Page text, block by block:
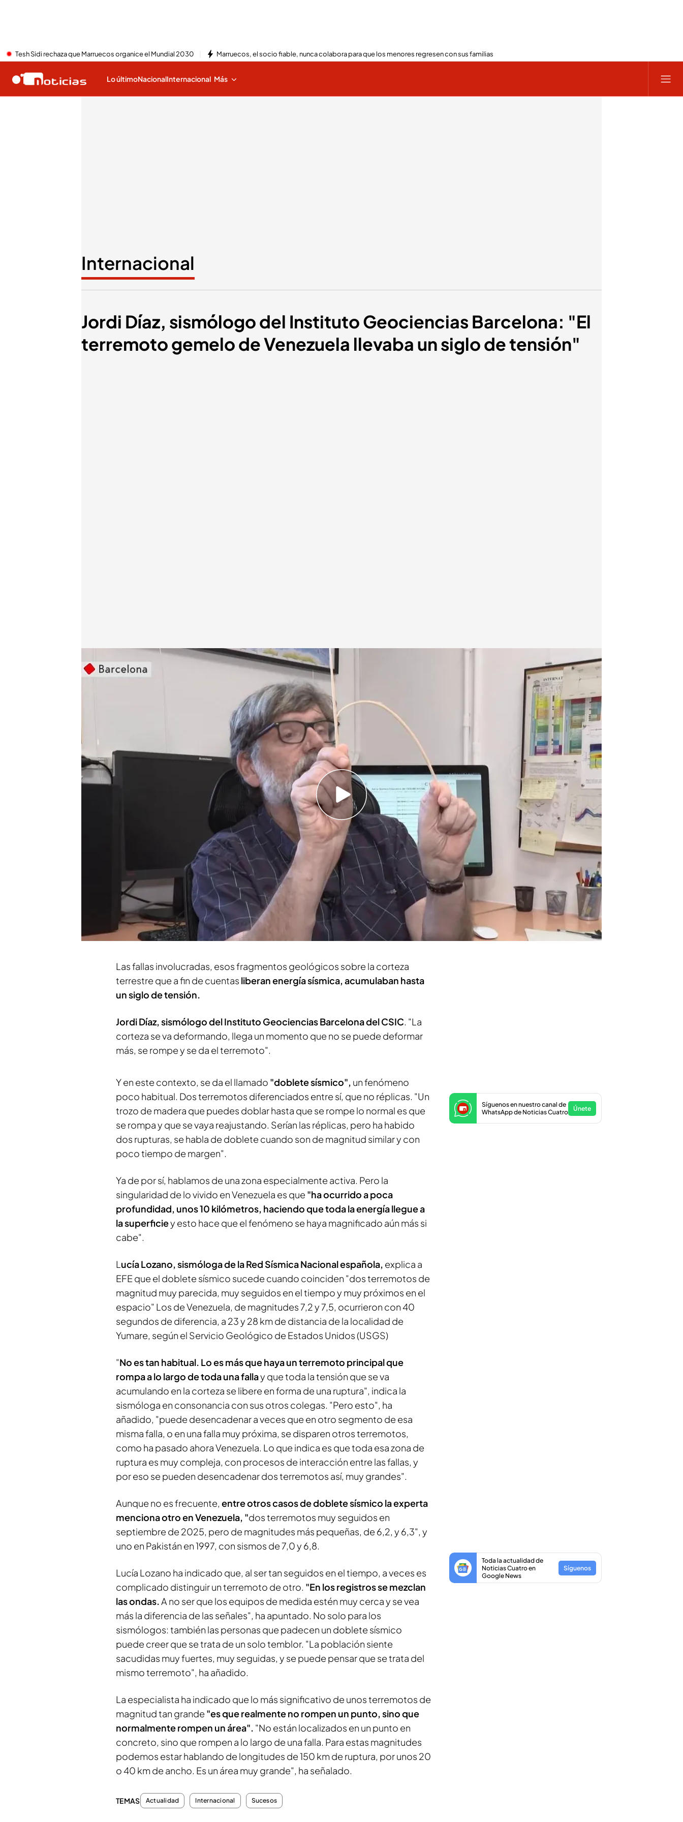
Tesh Sidi rechaza que Marruecos organice el Mundial 2030 Marruecos, el socio fiable, nunca colabora para que los menores regresen con sus familias
Lo últimoNacionalInternacional Más
Internacional
Jordi Díaz, sismólogo del Instituto Geociencias Barcelona: "El
terremoto gemelo de Venezuela llevaba un siglo de tensión"
Los sismólogos consideran poco frecuente el terremoto gemelo que ha azotado Venezuela
Mercedes Feriche, responsable de prevención Instituto Andaluz de
Geofísica de la UGR: "Cuando en este tipo de fallas se rompe un
segmento inmediatamente se sobrecarga el siguiente".
Los dos terremotos se han registrado con apenas 39 segundos de
diferencia, por lo que se sintieron como uno solo.
Los dos terremotos se han registrado con apenas 39 segundos de
diferencia, por lo que se sintieron como uno solo. 40 segundos de
diferencia entre una sacudida y otra. La razón, el efecto dominó.
Mercedes Feriche, responsable de prevención Instituto Andaluz de
Geofísica de la UGR, destaca que "cuando en este tipo de fallas se rompe
un segmento inmediatamente se sobrecarga el siguiente".
Las fallas involucradas, esos fragmentos geológicos sobre la corteza
terrestre que a fin de cuentas liberan energía sísmica, acumulaban hasta
un siglo de tensión.
Jordi Díaz, sismólogo del Instituto Geociencias Barcelona del CSIC. "La
corteza se va deformando, llega un momento que no se puede deformar
más, se rompe y se da el terremoto".
Y en este contexto, se da el llamado "doblete sísmico", un fenómeno
poco habitual. Dos terremotos diferenciados entre sí, que no réplicas. "Un
trozo de madera que puedes doblar hasta que se rompe lo normal es que
se rompa y que se vaya reajustando. Serían las réplicas, pero ha habido
dos rupturas, se habla de doblete cuando son de magnitud similar y con
poco tiempo de margen".
Ya de por sí, hablamos de una zona especialmente activa. Pero la
singularidad de lo vivido en Venezuela es que "ha ocurrido a poca
profundidad, unos 10 kilómetros, haciendo que toda la energía llegue a
la superficiey esto hace que el fenómeno se haya magnificado aún más si
cabe".
Síguenos en nuestro canal de
WhatsApp de Noticias Cuatro
Únete
L ucía Lozano, sismóloga de la Red Sísmica Nacional española, explica a
EFE que el doblete sísmico sucede cuando coinciden "dos terremotos de
magnitud muy parecida, muy seguidos en el tiempo y muy próximos en el
espacio" Los de Venezuela, de magnitudes 7,2 y 7,5, ocurrieron con 40
segundos de diferencia, a 23 y 28 km de distancia de la localidad de
Yumare, según el Servicio Geológico de Estados Unidos (USGS)
"No es tan habitual. Lo es más que haya un terremoto principal que
rompa a lo largo de toda una fallay que toda la tensión que se va
acumulando en la corteza se libere en forma de una ruptura", indica la
sismóloga en consonancia con sus otros colegas. "Pero esto", ha
añadido, "puede desencadenar a veces que en otro segmento de esa
misma falla, o en una falla muy próxima, se disparen otros terremotos,
como ha pasado ahora Venezuela. Lo que indica es que toda esa zona de
ruptura es muy compleja, con procesos de interacción entre las fallas, y
por eso se pueden desencadenar dos terremotos así, muy grandes".
Toda la actualidad de
Noticias Cuatro en
Google News
Síguenos
Aunque no es frecuente, entre otros casos de doblete sísmico la experta
menciona otro en Venezuela, "dos terremotos muy seguidos en
septiembre de 2025, pero de magnitudes más pequeñas, de 6,2, y 6,3", y
uno en Pakistán en 1997, con sismos de 7,0 y 6,8.
Lucía Lozano ha indicado que, al ser tan seguidos en el tiempo, a veces es
complicado distinguir un terremoto de otro. "En los registros se mezclan
las ondas.A no ser que los equipos de medida estén muy cerca y se vea
más la diferencia de las señales", ha apuntado. No solo para los
sismólogos: también las personas que padecen un doblete sísmico
puede creer que se trata de un solo temblor. "La población siente
sacudidas muy fuertes, muy seguidas, y se puede pensar que se trata del
mismo terremoto", ha añadido.
La especialista ha indicado que lo más significativo de unos terremotos de
magnitud tan grande "es que realmente no rompen un punto, sino que
normalmente rompen un área". "No están localizados en un punto en
concreto, sino que rompen a lo largo de una falla. Para estas magnitudes
podemos estar hablando de longitudes de 150 km de ruptura, por unos 20
o 40 km de ancho. Es un área muy grande", ha señalado.
TEMAS Actualidad Internacional Sucesos